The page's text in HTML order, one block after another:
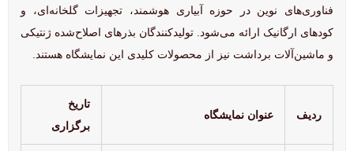
فناوری‌های نوین در حوزه آبیاری هوشمند، تجهیزات گلخانه‌ای، و
کودهای ارگانیک ارائه می‌شود. تولیدکنندگان بذرهای اصلاح‌شده ژنتیکی
و ماشین‌آلات برداشت نیز از محصولات کلیدی این نمایشگاه هستند.
ردیف عنوان نمایشگاه
تاریخ
برگزاری